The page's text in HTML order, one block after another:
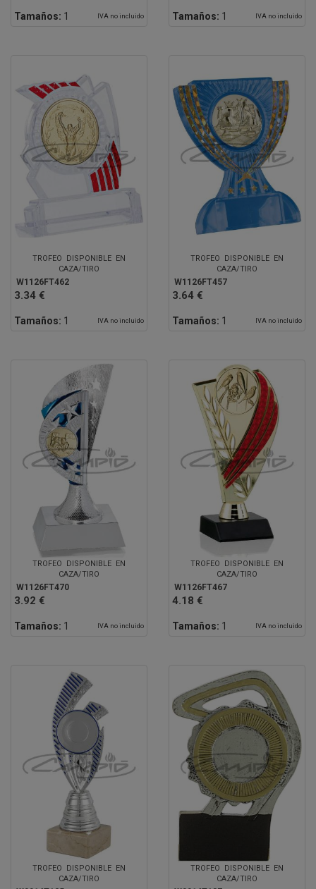
Tamaños: 1 IVA no incluido Tamaños: 1 IVA no incluido
TROFEO DISPONIBLE EN
CAZA/TIRO
W1126FT462
3.34 €
Tamaños: 1 IVA no incluido
TROFEO DISPONIBLE EN
CAZA/TIRO
W1126FT457
3.64 €
Tamaños: 1 IVA no incluido
TROFEO DISPONIBLE EN
CAZA/TIRO
W1126FT470
3.92 €
Tamaños: 1 IVA no incluido
TROFEO DISPONIBLE EN
CAZA/TIRO
W1126FT467
4.18 €
Tamaños: 1 IVA no incluido
TROFEO DISPONIBLE EN
CAZA/TIRO
TROFEO DISPONIBLE EN
CAZA/TIRO